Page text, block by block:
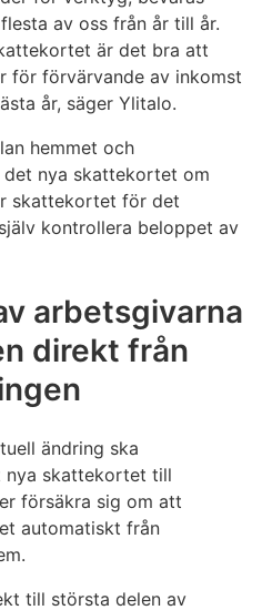
av oss från år till år.
är det bra att
för förvärvande av inkomst
år, säger Ylitalo.
hemmet och
nya skattekortet om
skattekortet för det
kontrollera beloppet av
arbetsgivarna
direkt från
ändring ska
nya skattekortet till
försäkra sig om att
automatiskt från
till största delen av